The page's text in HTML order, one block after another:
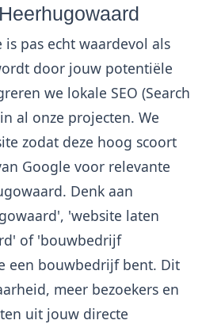
pas echt waardevol als
door jouw potentiële
we lokale SEO (Search
al onze projecten. We
zodat deze hoog scoort
Google voor relevante
Denk aan
'website laten
of 'bouwbedrijf
een bouwbedrijf bent. Dit
meer bezoekers en
uit jouw directe